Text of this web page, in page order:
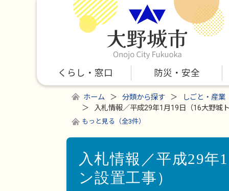
くらし・窓口 防災・安全
ホーム 分類から探す しごと・産業
入札情報／平成29年1月19日（16大野城
もっと見る（全3件）
入札情報／平成29年
ン設置工事）